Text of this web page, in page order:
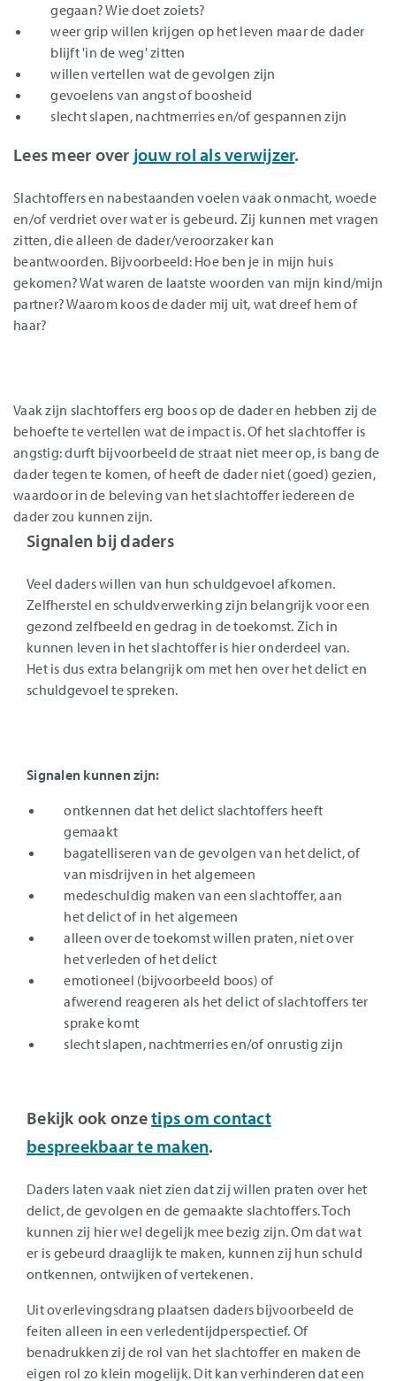
gegaan? Wie doet zoiets?
weer grip willen krijgen op het leven maar de dader
blijft 'in de weg' zitten
willen vertellen wat de gevolgen zijn
gevoelens van angst of boosheid
slecht slapen, nachtmerries en/of gespannen zijn
Lees meer over jouw rol als verwijzer.
Slachtoffers en nabestaanden voelen vaak onmacht, woede
en/of verdriet over wat er is gebeurd. Zij kunnen met vragen
zitten, die alleen de dader/veroorzaker kan
beantwoorden. Bijvoorbeeld: Hoe ben je in mijn huis
gekomen? Wat waren de laatste woorden van mijn kind/mijn
partner? Waarom koos de dader mij uit, wat dreef hem of
haar?
Vaak zijn slachtoffers erg boos op de dader en hebben zij de
behoefte te vertellen wat de impact is. Of het slachtoffer is
angstig: durft bijvoorbeeld de straat niet meer op, is bang de
dader tegen te komen, of heeft de dader niet (goed) gezien,
waardoor in de beleving van het slachtoffer iedereen de
dader zou kunnen zijn.
Signalen bij daders
Veel daders willen van hun schuldgevoel afkomen.
Zelfherstel en schuldverwerking zijn belangrijk voor een
gezond zelfbeeld en gedrag in de toekomst. Zich in
kunnen leven in het slachtoffer is hier onderdeel van.
Het is dus extra belangrijk om met hen over het delict en
schuldgevoel te spreken.
Signalen kunnen zijn:
ontkennen dat het delict slachtoffers heeft
gemaakt
bagatelliseren van de gevolgen van het delict, of
van misdrijven in het algemeen
medeschuldig maken van een slachtoffer, aan
het delict of in het algemeen
alleen over de toekomst willen praten, niet over
het verleden of het delict
emotioneel (bijvoorbeeld boos) of
afwerend reageren als het delict of slachtoffers ter
sprake komt
slecht slapen, nachtmerries en/of onrustig zijn
Bekijk ook onzetips om contact
bespreekbaar te maken.
Daders laten vaak niet zien dat zij willen praten over het
delict, de gevolgen en de gemaakte slachtoffers. Toch
kunnen zij hier wel degelijk mee bezig zijn. Om dat wat
er is gebeurd draaglijk te maken, kunnen zij hun schuld
ontkennen, ontwijken of vertekenen.
Uit overlevingsdrang plaatsen daders bijvoorbeeld de
feiten alleen in een verledentijdperspectief. Of
benadrukken zij de rol van het slachtoffer en maken de
eigen rol zo klein mogelijk. Dit kan verhinderen dat een